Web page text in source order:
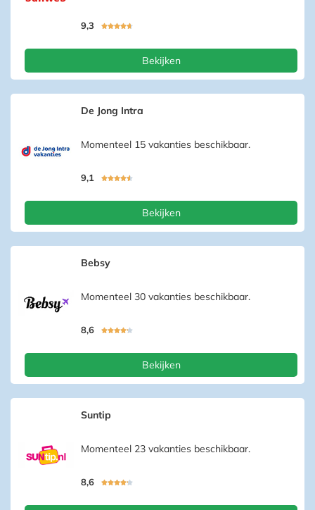
9,3 
Bekijken
De Jong Intra
Momenteel 15 vakanties beschikbaar.
9,1 
Bekijken
Bebsy
Momenteel 30 vakanties beschikbaar.
8,6 
Bekijken
Suntip
Momenteel 23 vakanties beschikbaar.
8,6 